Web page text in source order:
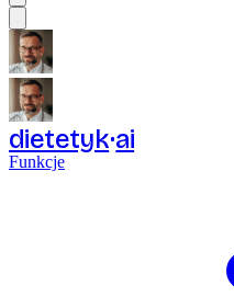
dietetyk ai
Funkcje